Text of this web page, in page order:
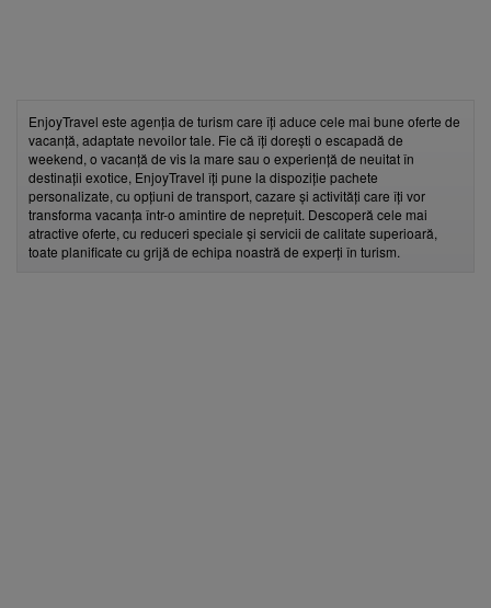
EnjoyTravel este agenția de turism care îți aduce cele mai bune oferte de
vacanță, adaptate nevoilor tale. Fie că îți dorești o escapadă de
weekend, o vacanță de vis la mare sau o experiență de neuitat în
destinații exotice, EnjoyTravel îți pune la dispoziție pachete
personalizate, cu opțiuni de transport, cazare și activități care îți vor
transforma vacanța într-o amintire de neprețuit. Descoperă cele mai
atractive oferte, cu reduceri speciale și servicii de calitate superioară,
toate planificate cu grijă de echipa noastră de experți în turism.